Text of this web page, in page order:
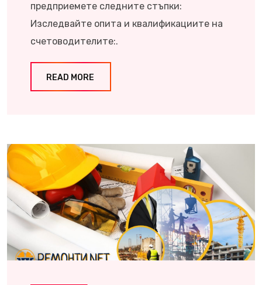
предприемете следните стъпки:
Изследвайте опита и квалификациите на
счетоводителите:.
READ MORE